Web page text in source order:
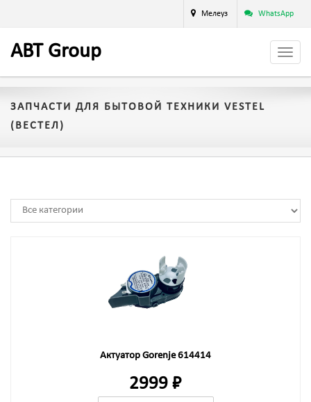
Мелеуз WhatsApp
ABT Group
ЗАПЧАСТИ ДЛЯ БЫТОВОЙ ТЕХНИКИ VESTEL
(ВЕСТЕЛ)
Актуатор Gorenje 614414
2999 ₽